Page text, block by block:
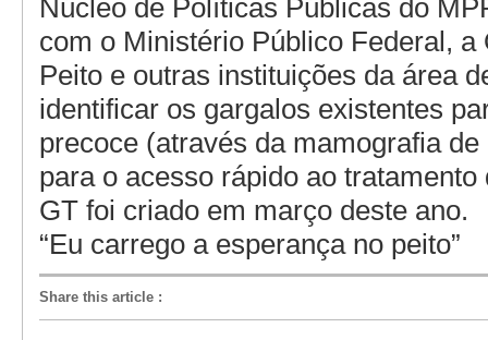
Núcleo de Políticas Públicas do
com o Ministério Público Federal, a
Peito e outras instituições da área
identificar os gargalos existentes
precoce (através da mamografia
para o acesso rápido ao tratamento
GT foi criado em março deste ano.
“Eu carrego a esperança no peito”
Share this article :